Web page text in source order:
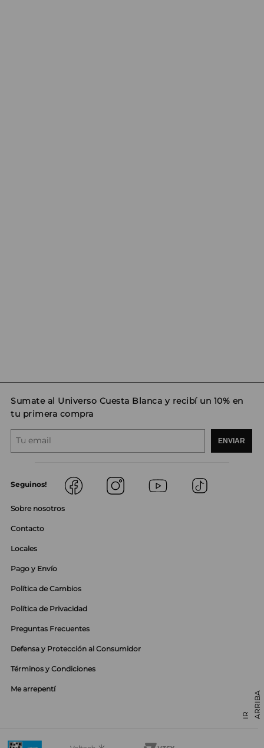
Sumate al Universo Cuesta Blanca y recibí un 10% en
tu primera compra
ENVIAR
Seguinos!
Sobre nosotros
Contacto
Locales
Pago y Envío
Política de Cambios
Política de Privacidad
Preguntas Frecuentes
Defensa y Protección al Consumidor
Términos y Condiciones
Me arrepentí